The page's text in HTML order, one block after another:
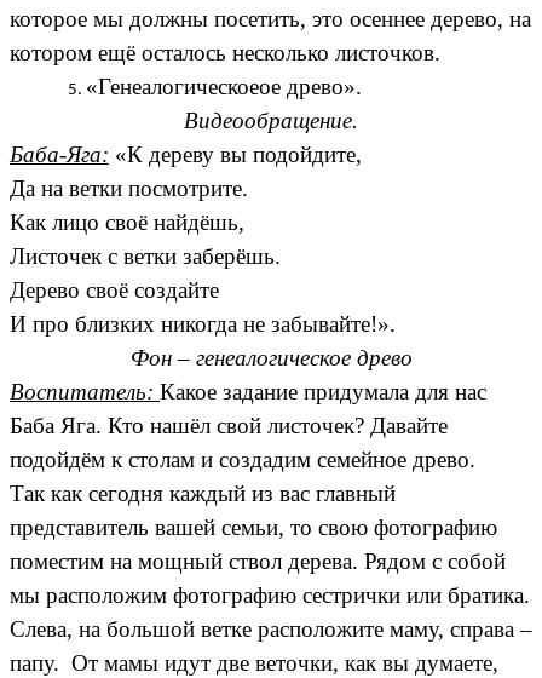
которое мы должны посетить, это осеннее дерево, на
котором ещё осталось несколько листочков.
«Генеалогическоеое древо».
Видеообращение.
Баба-Яга: «К дереву вы подойдите,
Да на ветки посмотрите.
Как лицо своё найдёшь,
Листочек с ветки заберёшь.
Дерево своё создайте
И про близких никогда не забывайте!».
Фон – генеалогическое древо
Воспитатель: Какое задание придумала для нас
Баба Яга. Кто нашёл свой листочек? Давайте
подойдём к столам и создадим семейное древо.
Так как сегодня каждый из вас главный
представитель вашей семьи, то свою фотографию
поместим на мощный ствол дерева. Рядом с собой
мы расположим фотографию сестрички или братика.
Слева, на большой ветке расположите маму, справа –
папу. От мамы идут две веточки, как вы думаете,